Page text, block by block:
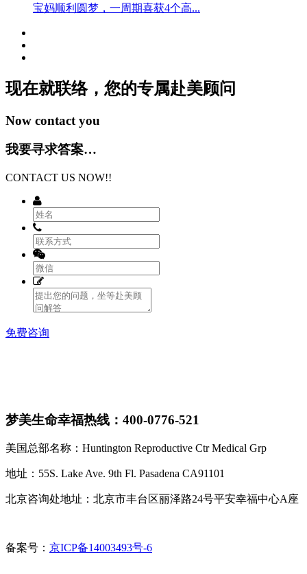
宝妈顺利圆梦，一周期喜获4个高...
现在就联络，您的专属赴美顾问
Now contact you
我要寻求答案…
CONTACT US NOW!!
免费咨询
梦美生命幸福热线：400-0776-521
美国总部名称：Huntington Reproductive Ctr Medical Grp
地址：55S. Lake Ave. 9th Fl. Pasadena CA91101
北京咨询处地址：北京市丰台区丽泽路24号平安幸福中心A座
备案号： 京ICP备14003493号-6